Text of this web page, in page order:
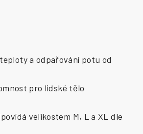
a odpařování potu od
pro lidské tělo
velikostem M, L a XL dle